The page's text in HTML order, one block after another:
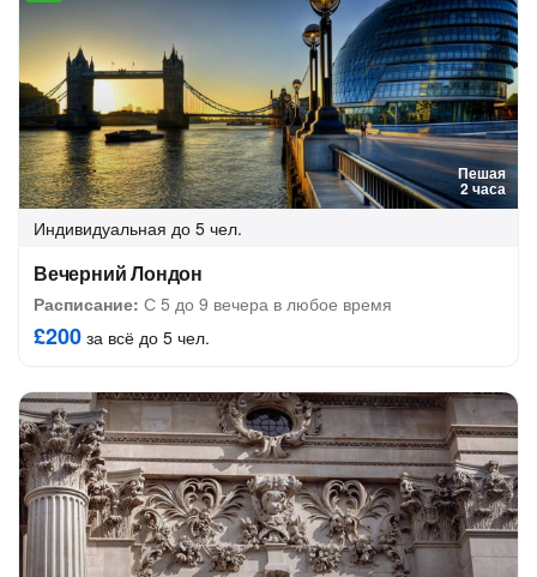
Пешая
2 часа
Индивидуальная до 5 чел.
Вечерний Лондон
Расписание: С 5 до 9 вечера в любое время
£200 за всё до 5 чел.